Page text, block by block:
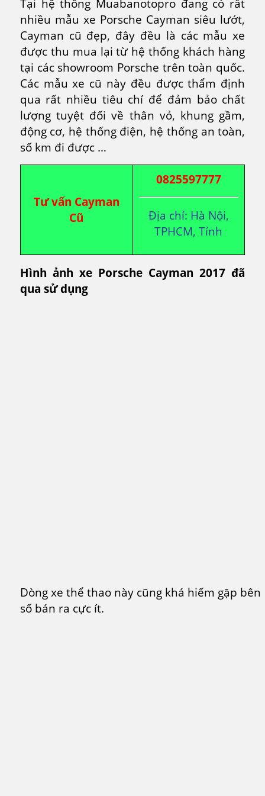
Tại hệ thống Muabanotopro đang có rất
nhiều mẫu xe Porsche Cayman siêu lướt,
Cayman cũ đẹp, đây đều là các mẫu xe
được thu mua lại từ hệ thống khách hàng
tại các showroom Porsche trên toàn quốc.
Các mẫu xe cũ này đều được thẩm định
qua rất nhiều tiêu chí để đảm bảo chất
lượng tuyệt đối về thân vỏ, khung gầm,
động cơ, hệ thống điện, hệ thống an toàn,
số km đi được …
Tư vấn Cayman
Cũ
0825597777
Địa chỉ: Hà Nội,
TPHCM, Tỉnh
Hình ảnh xe Porsche Cayman 2017 đã
qua sử dụng
Dòng xe thể thao này cũng khá hiếm gặp
số bán ra cực ít.